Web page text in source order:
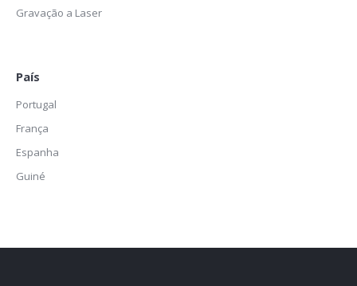
Gravação a Laser
País
Portugal
França
Espanha
Guiné